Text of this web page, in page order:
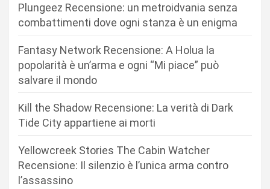
Plungeez Recensione: un metroidvania senza
combattimenti dove ogni stanza è un enigma
Fantasy Network Recensione: A Holua la
popolarità è un’arma e ogni “Mi piace” può
salvare il mondo
Kill the Shadow Recensione: La verità di Dark
Tide City appartiene ai morti
Yellowcreek Stories The Cabin Watcher
Recensione: Il silenzio è l’unica arma contro
l’assassino